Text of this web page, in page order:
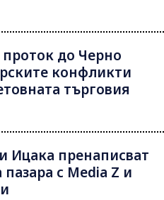
до Черно
конфликти
търговия
Ицака пренаписват
с Media Z и